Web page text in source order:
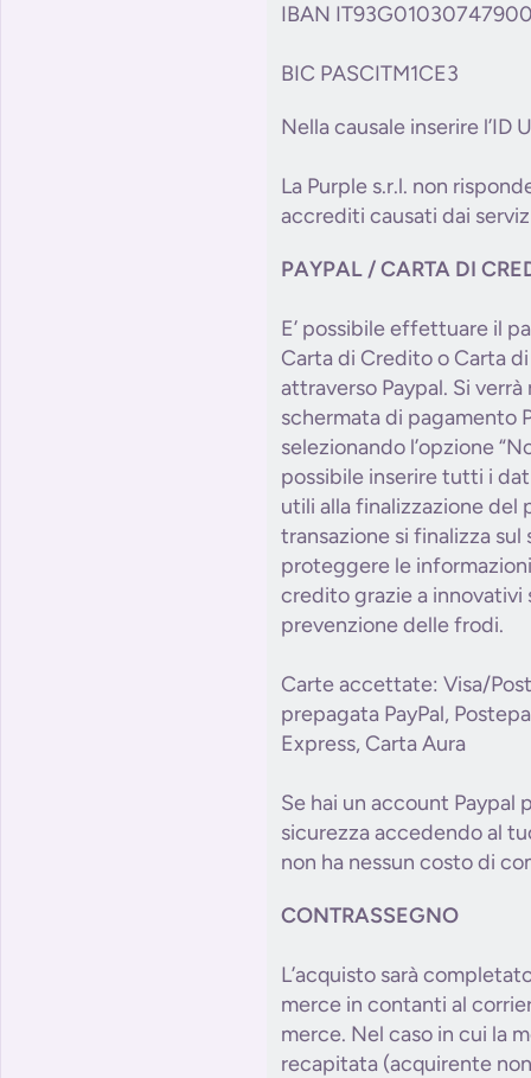
IBAN
BIC PASCITM1CE3
Nella causale inserire l’ID
La Purple s.r.l. non
accrediti causati dai
PAYPAL / CARTA DI
E’ possibile effettuare il
Carta di Credito o Carta
attraverso Paypal. Si
schermata di pagamento
selezionando l’opzione
possibile inserire tutti i
utili alla finalizzazione del
transazione si finalizza sul
proteggere le
credito grazie a innovativi
prevenzione delle frodi.
Carte accettate: Visa/
prepagata PayPal,
Express, Carta Aura
Se hai un account Paypal
sicurezza accedendo al
non ha nessun costo di
CONTRASSEGNO
L’acquisto sarà
merce in contanti al
merce. Nel caso in cui la
recapitata (acquirente